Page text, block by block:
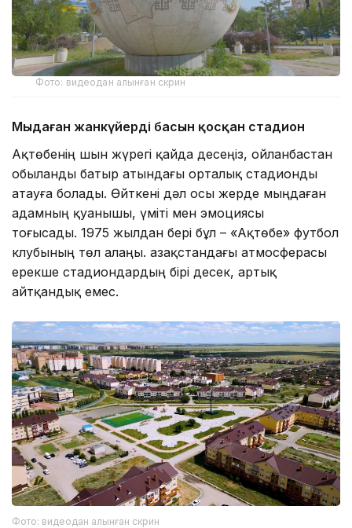
Фото: видеодан алынған скрин
Мыңдаған жанкүйердің басын қосқан стадион
Ақтөбенің шын жүрегі қайда десеңіз, ойланбастан
Қобыланды батыр атындағы орталық стадионды
атауға болады. Өйткені дәл осы жерде мыңдаған
адамның қуанышы, үміті мен эмоциясы
тоғысады. 1975 жылдан бері бұл – «Ақтөбе» футбол
клубының төл алаңы. Қазақстандағы атмосферасы
ерекше стадиондардың бірі десек, артық
айтқандық емес.
Фото: видеодан алынған скрин